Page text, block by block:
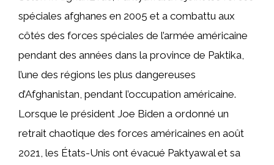
spéciales afghanes en 2005 et a combattu aux
côtés des forces spéciales de l’armée américaine
pendant des années dans la province de Paktika,
l’une des régions les plus dangereuses
d’Afghanistan, pendant l’occupation américaine.
Lorsque le président Joe Biden a ordonné un
retrait chaotique des forces américaines en août
2021, les États-Unis ont évacué Paktyawal et sa